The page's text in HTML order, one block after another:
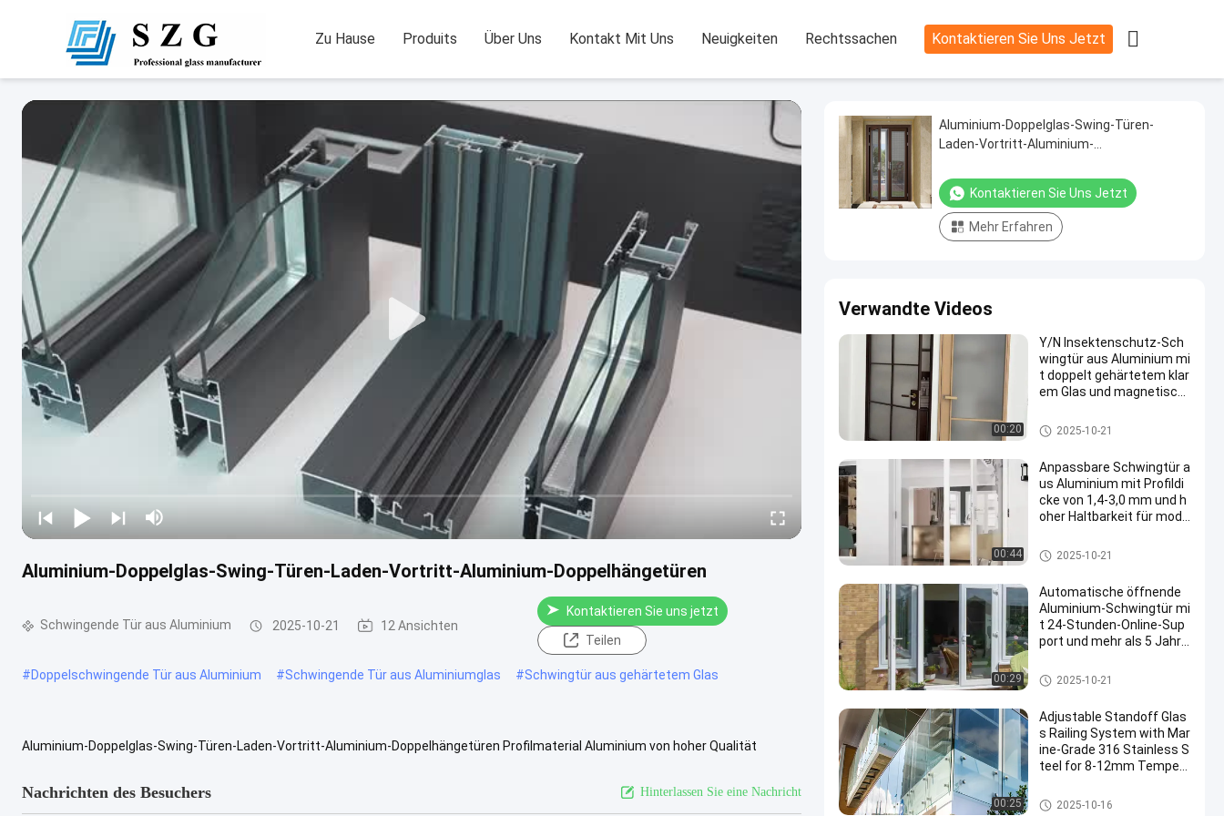
Zu Hause Produits Über Uns Kontakt Mit Uns Neuigkeiten Rechtssachen Kontaktieren Sie Uns Jetzt 
Aluminium-Doppelglas-Swing-Türen-Laden-Vortritt-Aluminium-Doppelhängetüren
Schwingende Tür aus Aluminium 2025-10-21 12 Ansichten
Kontaktieren Sie uns jetzt
Teilen
#Doppelschwingende Tür aus Aluminium #Schwingende Tür aus Aluminiumglas #Schwingtür aus gehärtetem Glas
Aluminium-Doppelglas-Swing-Türen-Laden-Vortritt-Aluminium-Doppelhängetüren Profilmaterial Aluminium von hoher Qualität
Nachrichten des Besuchers Hinterlassen Sie eine Nachricht
Aluminium-Doppelglas-Swing-Türen-
Laden-Vortritt-Aluminium-
Kontaktieren Sie Uns Jetzt
Mehr Erfahren
Verwandte Videos
00:20
Y/N Insektenschutz-Sch
wingtür aus Aluminium mi
t doppelt gehärtetem klar
em Glas und magnetisch
Schwingende Tür aus Alumini
um
2025-10-21
00:44
Anpassbare Schwingtür a
us Aluminium mit Profildi
cke von 1,4-3,0 mm und h
oher Haltbarkeit für mode
Schwingende Tür aus Alumini
um
2025-10-21
00:29
Automatische öffnende
Aluminium-Schwingtür mi
t 24-Stunden-Online-Sup
port und mehr als 5 Jahre
Schwingende Tür aus Alumini
um
2025-10-21
00:25
Adjustable Standoff Glas
s Railing System with Mar
ine-Grade 316 Stainless S
teel for 8-12mm Temper
mit der Eisenbahn befördernde
2025-10-16